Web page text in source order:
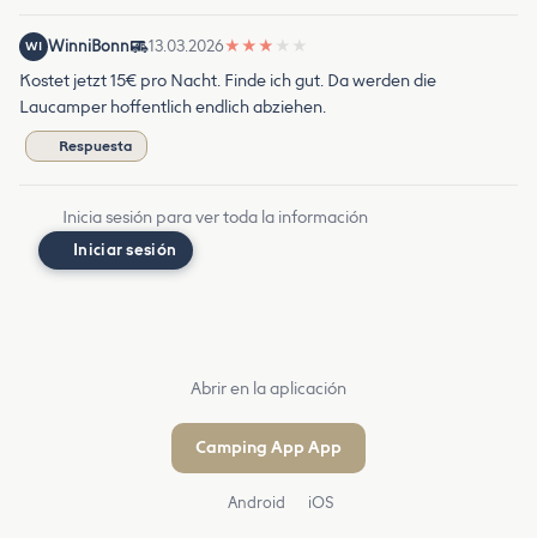
WI WinniBonn 13.03.2026★ ★ ★ ★ ★
Kostet jetzt 15€ pro Nacht. Finde ich gut. Da werden die
Laucamper hoffentlich endlich abziehen.
Respuesta
Inicia sesión para ver toda la información
Iniciar sesión
Abrir en la aplicación
Camping App App
Android iOS